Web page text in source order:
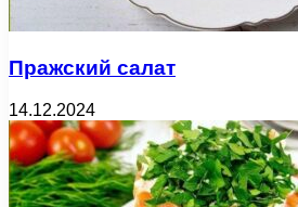
Пражский салат
14.12.2024